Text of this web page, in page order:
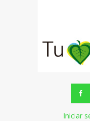
Iniciar